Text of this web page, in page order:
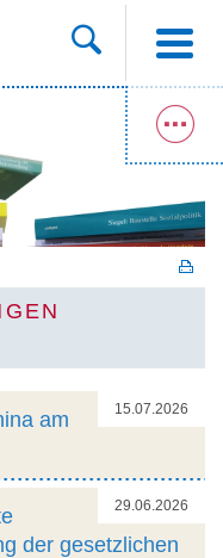
15.07.2026
am
29.06.2026
der gesetzlichen